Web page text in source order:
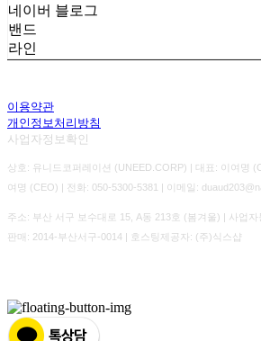
네이버 블로그
밴드
라인
이용약관
개인정보처리방침
사업자정보확인
상호: 유니드코퍼레이션 (UNEED.CORP) | 대표: 이여명
여명 (CEO) | 전화: 050-5300-5381 | 이메일:
주소: 부산 서구 보수대로 15, A동 213호 (봄겨울) | 사업자
판매: 2014-부산서구-0014 | 호스팅제공자: (주)식스샵